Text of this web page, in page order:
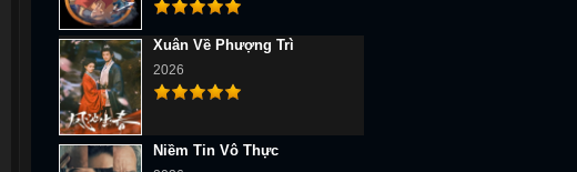
Xuân Về Phượng Trì
2026
Niềm Tin Vô Thực